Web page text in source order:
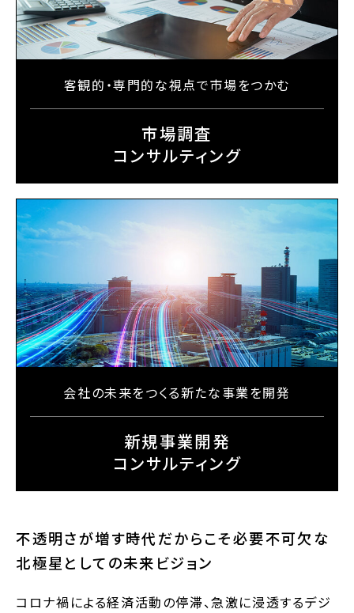
客観的・専門的な視点で市場をつかむ
市場調査
コンサルティング
会社の未来をつくる新たな事業を開発
新規事業開発
コンサルティング
不透明さが増す時代だからこそ必要不可欠な
北極星としての未来ビジョン
コロナ禍による経済活動の停滞、急激に浸透するデジ